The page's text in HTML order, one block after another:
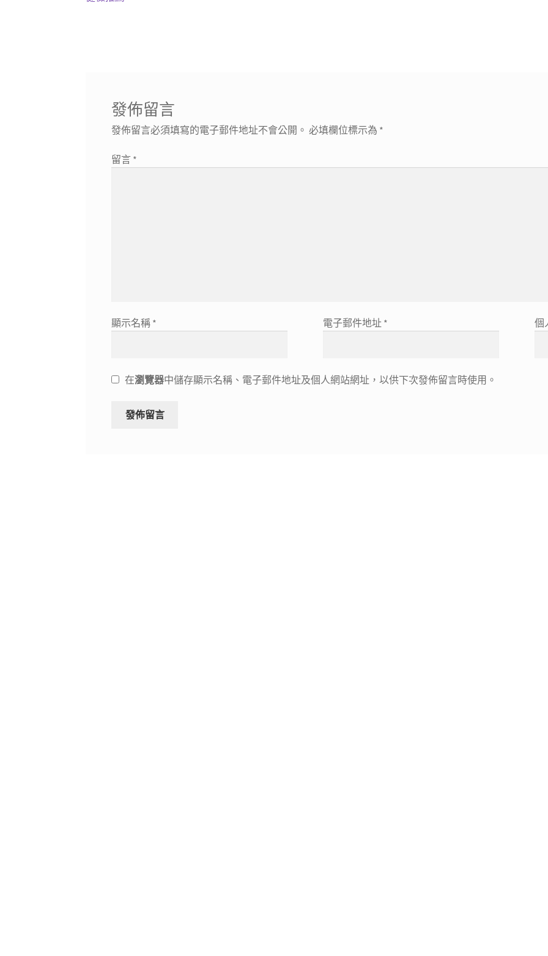
發佈留言
發佈留言必須填寫的電子郵件地址不會公開。 必填欄位標示為 *
留言 *
顯示名稱 * 電子郵件地址 * 個
在瀏覽器中儲存顯示名稱、電子郵件地址及個人網站網址，以供下次發佈留言時使用。